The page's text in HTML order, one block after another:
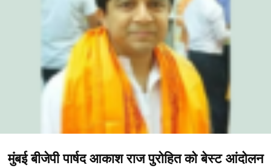
मुंबई बीजेपी पार्षद आकाश राज पुरोहित को बेस्ट आंदोलन